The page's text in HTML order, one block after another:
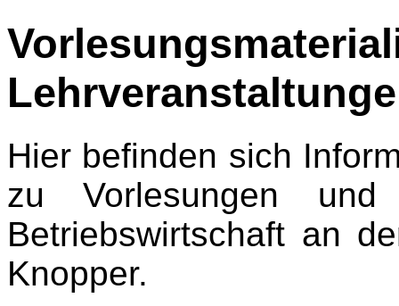
Hier befinden sich
zu Vorlesungen
Betriebswirtschaft an
Knopper.